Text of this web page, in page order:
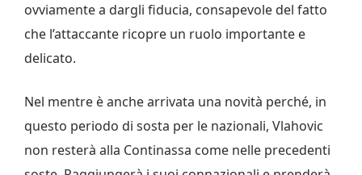
ovviamente a dargli fiducia, consapevole del fatto
che l’attaccante ricopre un ruolo importante e
delicato.
Nel mentre è anche arrivata una novità perché, in
questo periodo di sosta per le nazionali, Vlahovic
non resterà alla Continassa come nelle precedenti